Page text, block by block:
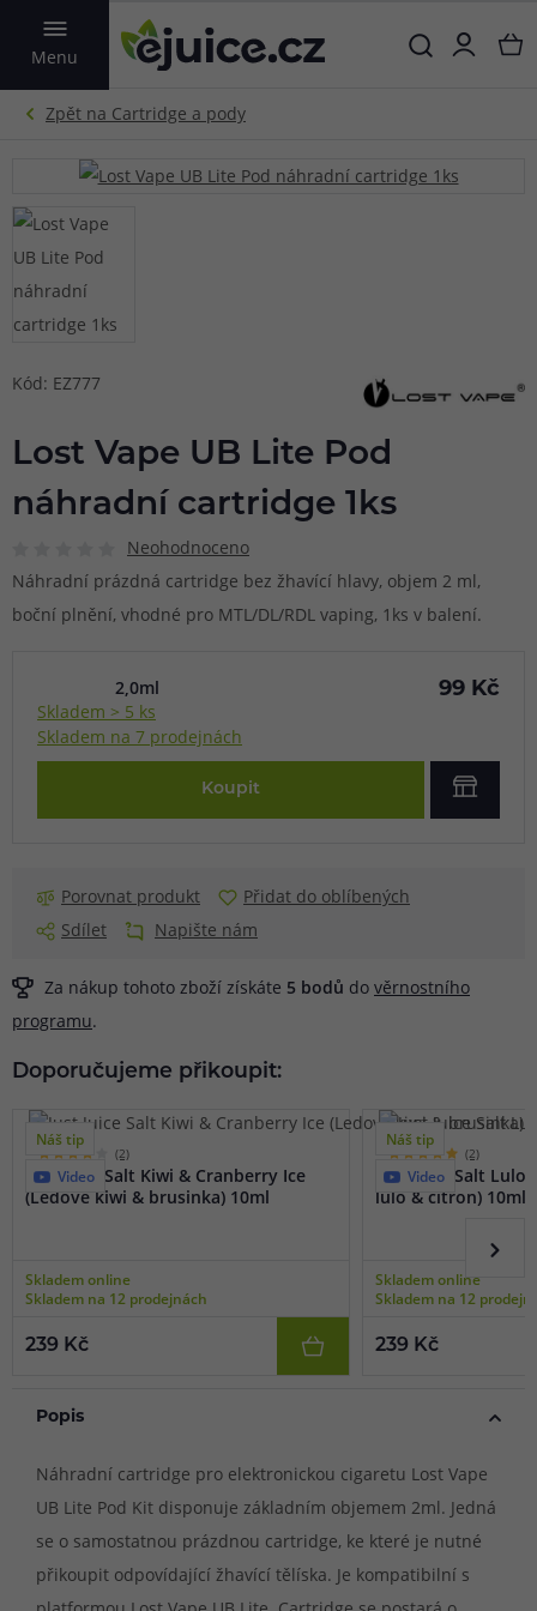
Menu
VYHLEDAT
Kód: EZ777
Lost Vape UB Lite Pod
náhradní cartridge 1ks
Neohodnoceno
Náhradní prázdná cartridge bez žhavící hlavy, objem 2 ml,
boční plnění, vhodné pro MTL/DL/RDL vaping, 1ks v balení.
2,0ml
Skladem > 5 ks
Skladem na 7 prodejnách
99 Kč
Koupit
Porovnat produkt
Přidat do oblíbených
Sdílet
Napište nám
Za nákup tohoto zboží získáte 5 bodů do věrnostního
programu.
Doporučujeme přikoupit:
Náš tip
Video
(2)
Just Juice Salt Kiwi & Cranberry Ice
(Ledové kiwi & brusinka) 10ml
Skladem online
Skladem na 12 prodejnách
239 Kč
Náš tip
Video
(2)
Just Juice Salt
lulo & citron) 10ml
Skladem online
Skladem na 12
239 Kč
Popis
Náhradní cartridge pro elektronickou cigaretu Lost Vape
UB Lite Pod Kit disponuje základním objemem 2ml. Jedná
se o samostatnou prázdnou cartridge, ke které je nutné
přikoupit odpovídající žhavící tělíska. Je kompatibilní s